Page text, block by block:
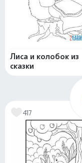
Лиса и колобок из
сказки
417